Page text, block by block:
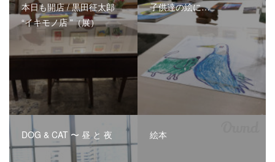
本日も開店 / 黒田征太郎
“イキモノ店 ”（展）
子供達の絵に…
DOG & CAT 〜 昼 と 夜 絵本